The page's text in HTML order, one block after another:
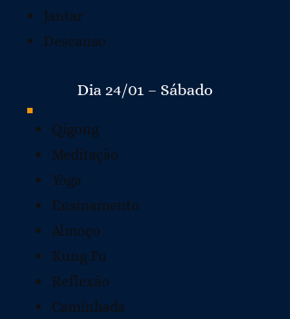
Jantar
Descanso
Dia 24/01 – Sábado
Qigong
Meditação
Yoga
Ensinamento
Almoço
Kung Fu
Reflexão
Caminhada